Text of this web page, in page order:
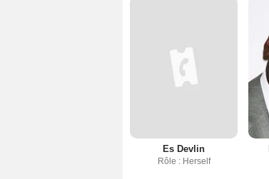
Es Devlin
Rôle : Herself